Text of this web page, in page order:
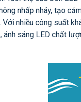
nhấp nháy, tạo
nhiều công suất
ánh sáng LED chất